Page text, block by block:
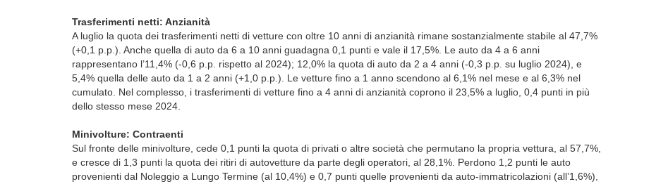
Trasferimenti netti: Anzianità
A luglio la quota dei trasfe­rimenti netti di vetture con oltre 10 anni di anzianità rimane sostanzialmente stabile al 47,7%
(+0,1 p.p.). Anche quella di auto da 6 a 10 anni guadagna 0,1 punti e vale il 17,5%. Le auto da 4 a 6 anni
rappresentano l’11,4% (-0,6 p.p. rispetto al 2024); 12,0% la quota di auto da 2 a 4 anni (-0,3 p.p. su luglio 2024), e
5,4% quella delle auto da 1 a 2 anni (+1,0 p.p.). Le vetture fino a 1 anno scendono al 6,1% nel mese e al 6,3% nel
cumulato. Nel complesso, i trasferimenti di vetture fino a 4 anni di anzianità coprono il 23,5% a luglio, 0,4 punti in più
dello stesso mese 2024.
Minivolture: Contraenti
Sul fronte delle minivolture, cede 0,1 punti la quota di privati o altre società che permutano la propria vettura, al 57,7%,
e cresce di 1,3 punti la quota dei ritiri di autovetture da parte degli operatori, al 28,1%. Perdono 1,2 punti le auto
provenienti dal Noleggio a Lungo Termine (al 10,4%) e 0,7 punti quelle provenienti da auto-immatricolazioni (all’1,6%),